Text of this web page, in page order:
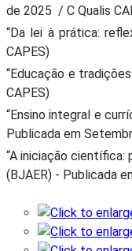
de 2025 / C Qualis
“Da lei à prática:
CAPES)
“Educação e
CAPES)
“Ensino integral e
Publicada em
“A iniciação científica:
(BJAER) - Publicada